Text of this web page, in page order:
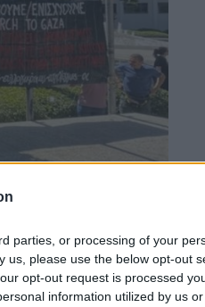
parties, or processing of your
us, please use the below opt-out
opt-out request is processed
information utilized by us